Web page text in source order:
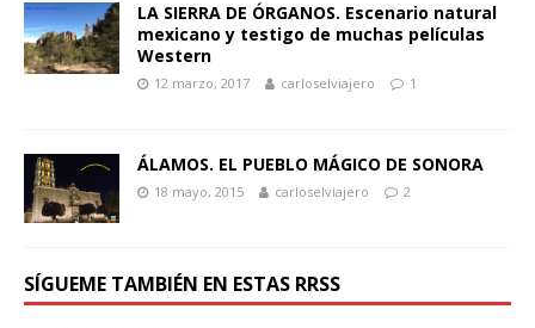
LA SIERRA DE ÓRGANOS. Escenario natural
mexicano y testigo de muchas películas
Western
12 marzo, 2017 carloselviajero 1
ÁLAMOS. EL PUEBLO MÁGICO DE SONORA
18 mayo, 2015 carloselviajero 2
SÍGUEME TAMBIÉN EN ESTAS RRSS